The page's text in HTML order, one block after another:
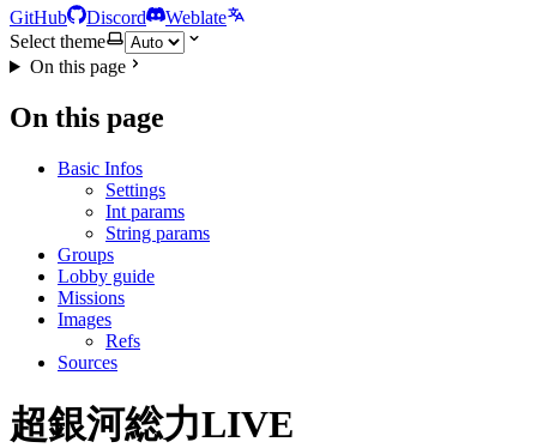
GitHub Discord
Weblate
Select theme
On this page
On this page
Basic Infos
Settings
Int params
String params
Groups
Lobby guide
Missions
Images
Refs
Sources
超銀河総力LIVE